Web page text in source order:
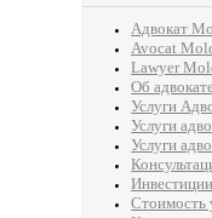
Адвокат
Avocat
Lawyer
Об
Услуги
Услуги
Услуги
Стоимость